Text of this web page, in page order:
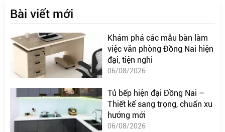
Bài viết mới
Khám phá các mẫu bàn làm
việc văn phòng Đồng Nai hiện
đại, tiện nghi
06/08/2026
Tủ bếp hiện đại Đồng Nai –
Thiết kế sang trọng, chuẩn xu
hướng mới
06/08/2026